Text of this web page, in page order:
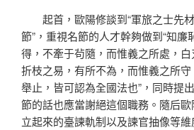
起首，歐陽修談到“軍旅之士先
節”，重視名節的人才幹夠做到“知廉
得，不牽于茍隨，而惟義之所處，白
折枝之易，有所不為，而惟義之所
舉止，皆可認為全國法也”，同時提
節的話也應當謝絕這個職務。隨后
立起來的臺諫軌制以及諫官抽像等